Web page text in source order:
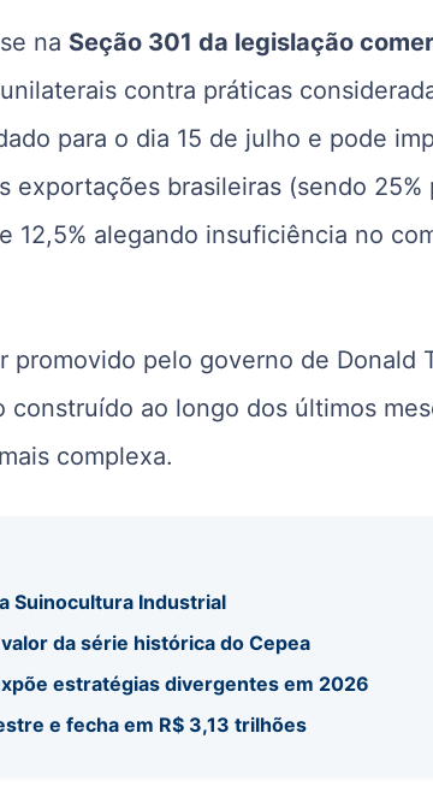
na Seção 301 da legislação
contra práticas
para o dia 15 de julho e pode
exportações brasileiras (sendo 25%
12,5% alegando insuficiência no
promovido pelo governo de Donald
ao longo dos últimos
complexa.
Suinocultura Industrial
da série histórica do Cepea
estratégias divergentes em 2026
e fecha em R$ 3,13 trilhões